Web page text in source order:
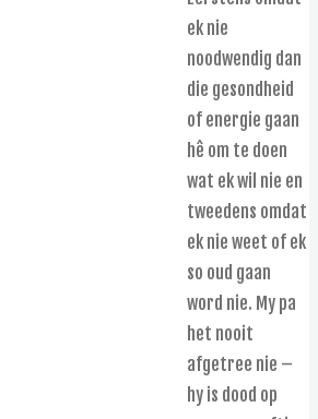
ek nie
noodwendig dan
die gesondheid
of energie gaan
hê om te doen
wat ek wil nie en
tweedens omdat
ek nie weet of ek
so oud gaan
word nie. My pa
het nooit
afgetree nie –
hy is dood op